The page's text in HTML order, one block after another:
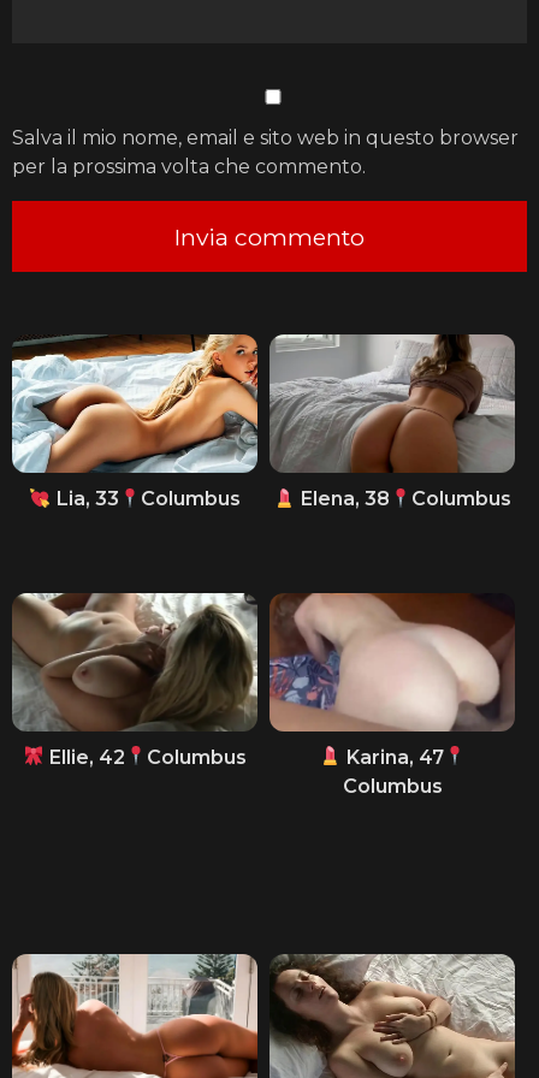
Salva il mio nome, email e sito web in questo browser
per la prossima volta che commento.
Lia, 33 Columbus Elena, 38 Columbus
Ellie, 42 Columbus
Karina, 47
Columbus